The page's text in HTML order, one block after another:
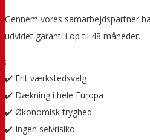
Gennem vores samarbejdspartner
udvidet garanti i op til 48 måneder.
:
✔️ Frit værkstedsvalg
✔️ Dækning i hele Europa
✔️ Økonomisk tryghed
✔️ Ingen selvrisiko